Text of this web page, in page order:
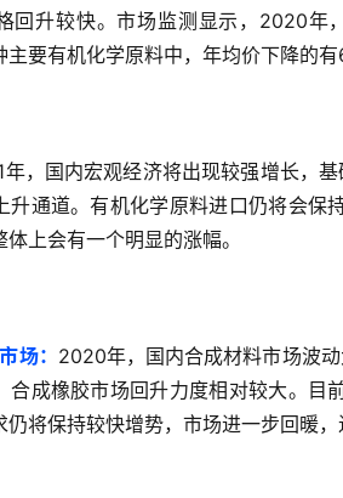
回升较快。市场监测显示，2020
主要有机化学原料中，年均价下降的
，国内宏观经济将出现较强增长，
升通道。有机化学原料进口仍将会
上会有一个明显的涨幅。
场： 2020年，国内合成材料市场波
合成橡胶市场回升力度相对较大。目
仍将保持较快增势，市场进一步回暖